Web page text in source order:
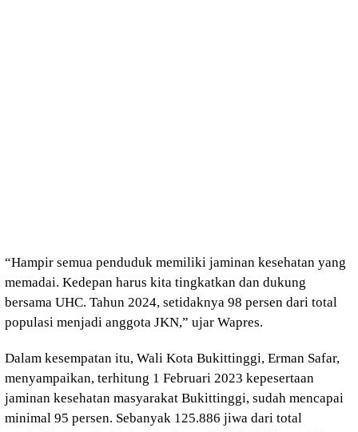
“Hampir semua penduduk memiliki jaminan kesehatan yang
memadai. Kedepan harus kita tingkatkan dan dukung
bersama UHC. Tahun 2024, setidaknya 98 persen dari total
populasi menjadi anggota JKN,” ujar Wapres.
Dalam kesempatan itu, Wali Kota Bukittinggi, Erman Safar,
menyampaikan, terhitung 1 Februari 2023 kepesertaan
jaminan kesehatan masyarakat Bukittinggi, sudah mencapai
minimal 95 persen. Sebanyak 125.886 jiwa dari total